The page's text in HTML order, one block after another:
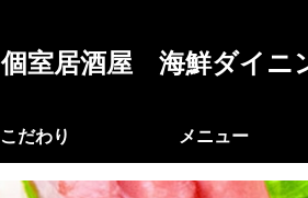
個室居酒屋 海鮮ダイニ
こだわり メニュー